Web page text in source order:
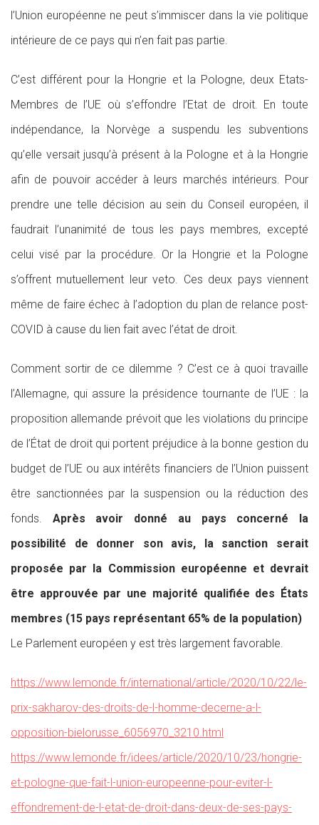
l’Union européenne ne peut s’immiscer dans la vie politique
intérieure de ce pays qui n’en fait pas partie.
C’est différent pour la Hongrie et la Pologne, deux Etats-
Membres de l’UE où s’effondre l’Etat de droit. En toute
indépendance, la Norvège a suspendu les subventions
qu’elle versait jusqu’à présent à la Pologne et à la Hongrie
afin de pouvoir accéder à leurs marchés intérieurs. Pour
prendre une telle décision au sein du Conseil européen, il
faudrait l’unanimité de tous les pays membres, excepté
celui visé par la procédure. Or la Hongrie et la Pologne
s’offrent mutuellement leur veto. Ces deux pays viennent
même de faire échec à l’adoption du plan de relance post-
COVID à cause du lien fait avec l’état de droit.
Comment sortir de ce dilemme ? C’est ce à quoi travaille
l’Allemagne, qui assure la présidence tournante de l’UE : la
proposition allemande prévoit que les violations du principe
de l’État de droit qui portent préjudice à la bonne gestion du
budget de l’UE ou aux intérêts financiers de l’Union puissent
être sanctionnées par la suspension ou la réduction des
fonds. Après avoir donné au pays concerné la
possibilité de donner son avis, la sanction serait
proposée par la Commission européenne et devrait
être approuvée par une majorité qualifiée des États
membres (15 pays représentant 65% de la population)
Le Parlement européen y est très largement favorable.
https://www.lemonde.fr/international/article/2020/10/22/le-
prix-sakharov-des-droits-de-l-homme-decerne-a-l-
opposition-bielorusse_6056970_3210.html
https://www.lemonde.fr/idees/article/2020/10/23/hongrie-
et-pologne-que-fait-l-union-europeenne-pour-eviter-l-
effondrement-de-l-etat-de-droit-dans-deux-de-ses-pays-